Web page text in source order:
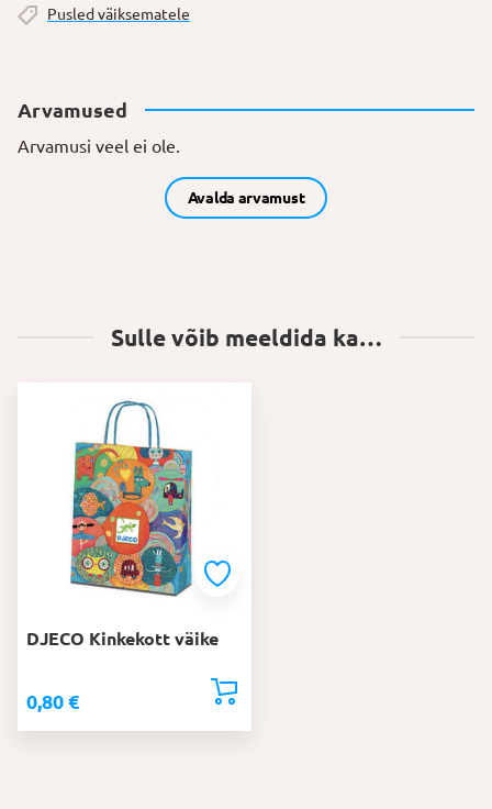
Pusled väiksematele
Arvamused
Arvamusi veel ei ole.
Avalda arvamust
Sulle võib meeldida ka…
DJECO Kinkekott väike
0,80 €